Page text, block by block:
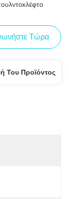
Τώρα
Του Προϊόντος